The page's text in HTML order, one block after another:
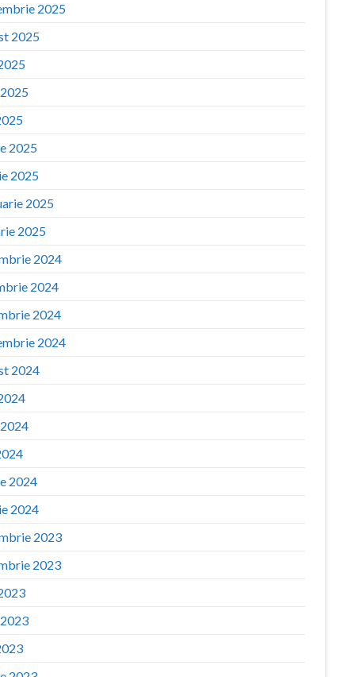
2025
2025
2025
2025
2025
2025
2024
2024
2024
2024
2024
2024
2024
2023
2023